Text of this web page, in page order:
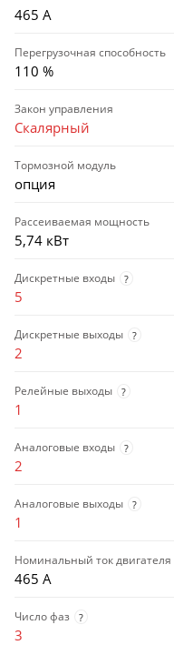
465 А
Перегрузочная способность
110 %
Закон управления
Скалярный
Тормозной модуль
опция
Рассеиваемая мощность
5,74 кВт
Дискретные входы ?
5
Дискретные выходы ?
2
Релейные выходы ?
1
Аналоговые входы ?
2
Аналоговые выходы ?
1
Номинальный ток двигателя
465 А
Число фаз ?
3